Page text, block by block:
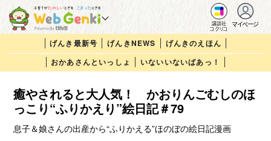
講談社
コクリコ
マイページ
げんき最新号 げんきNEWS
げんきのえほん
おかあさんといっしょ
いないいないばあっ！
癒やされると大人気！ かおりんごむしのほ
っこり“ふりかえり”絵日記＃79
息子＆娘さんの出産から“ふりかえる”ほのぼの絵日記漫画